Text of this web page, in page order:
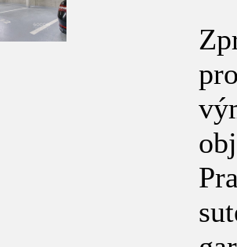
prodeji
výměře
objektu
Praze 14.